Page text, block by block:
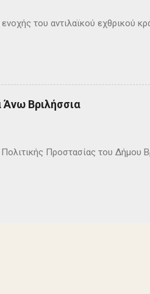
του αντιλαϊκού εχθρικού
Άνω Βριλήσσια
Προστασίας του Δήμου